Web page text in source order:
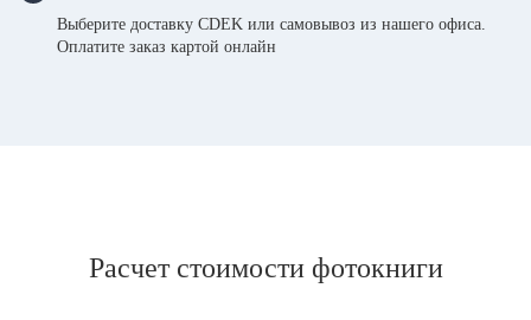
Выберите доставку CDEK или самовывоз из нашего офиса.
Оплатите заказ картой онлайн
Расчет стоимости фотокниги